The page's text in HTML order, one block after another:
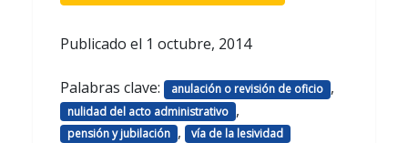
Publicado el 1 octubre, 2014
Palabras clave: anulación o revisión de oficio ,
nulidad del acto administrativo ,
pensión y jubilación , vía de la lesividad